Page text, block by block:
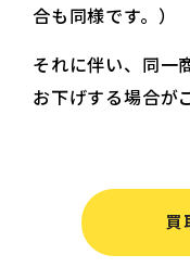
合も同様です。）
それに伴い、同一
お下げする場合が
買